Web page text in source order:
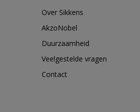
Over Sikkens
AkzoNobel
Duurzaamheid
Veelgestelde vragen
Contact